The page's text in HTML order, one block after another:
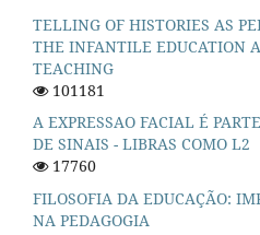
TELLING OF HISTORIES AS
THE INFANTILE EDUCATION
TEACHING
101181
A EXPRESSAO FACIAL É
DE SINAIS - LIBRAS COMO L2
17760
FILOSOFIA DA EDUCAÇÃO:
NA PEDAGOGIA